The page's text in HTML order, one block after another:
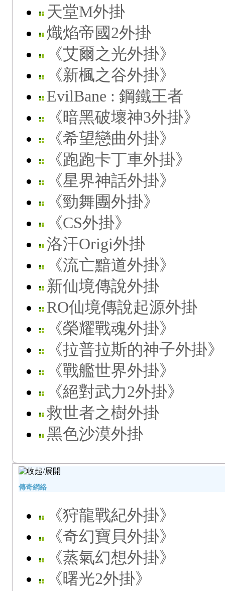
天堂M外掛
熾焰帝國2外掛
《艾爾之光外掛》
《新楓之谷外掛》
EvilBane : 鋼鐵王者
《暗黑破壞神3外掛》
《希望戀曲外掛》
《跑跑卡丁車外掛》
《星界神話外掛》
《勁舞團外掛》
《CS外掛》
洛汗Origi外掛
《流亡黯道外掛》
新仙境傳說外掛
RO仙境傳說起源外掛
《榮耀戰魂外掛》
《拉普拉斯的神子外掛》
《戰艦世界外掛》
《絕對武力2外掛》
救世者之樹外掛
黑色沙漠外掛
傳奇網絡
《狩龍戰紀外掛》
《奇幻寶貝外掛》
《蒸氣幻想外掛》
《曙光2外掛》